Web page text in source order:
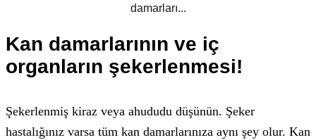
damarları...
Kan damarlarının ve iç
organların şekerlenmesi!
Şekerlenmiş kiraz veya ahududu düşünün. Şeker
hastalığınız varsa tüm kan damarlarınıza aynı şey olur. Kan